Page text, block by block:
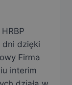
dni dzięki
Firma
interim